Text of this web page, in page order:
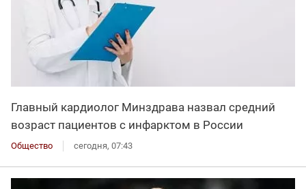
Главный кардиолог Минздрава назвал средний
возраст пациентов с инфарктом в России
Общество сегодня, 07:43